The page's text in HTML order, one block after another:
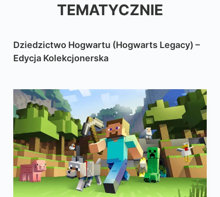
TEMATYCZNIE
Dziedzictwo Hogwartu (Hogwarts Legacy) –
Edycja Kolekcjonerska